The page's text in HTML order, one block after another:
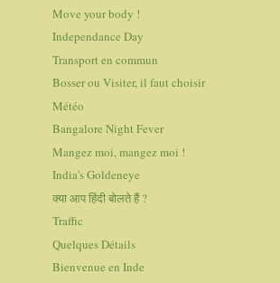
Move your body !
Independance Day
Transport en commun
Bosser ou Visiter, il faut choisir
Météo
Bangalore Night Fever
Mangez moi, mangez moi !
India's Goldeneye
क्या आप हिंदी बोलते हैं ?
Traffic
Quelques Détails
Bienvenue en Inde